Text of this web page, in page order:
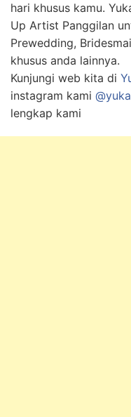
hari khusus kamu.
Up Artist Panggilan
Prewedding,
khusus anda lainnya.
Kunjungi web kita di
instagram kami
lengkap kami